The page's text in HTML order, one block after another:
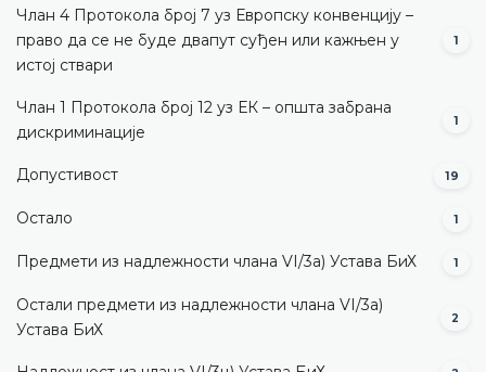
Члан 4 Протокола број 7 уз Европску конвенцију –
право да се не буде двапут суђен или кажњен у
истој ствари
1
Члан 1 Протокола број 12 уз ЕК – општа забрана
дискриминације
1
Допустивост 19
Остало 1
Предмети из надлежности члана VI/3а) Устава БиХ 1
Остали предмети из надлежности члана VI/3а)
Устава БиХ
2